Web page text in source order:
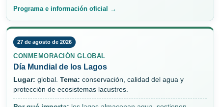
Programa e información oficial →
27 de agosto de 2026
CONMEMORACIÓN GLOBAL
Día Mundial de los Lagos
Lugar: global. Tema: conservación, calidad del agua y
protección de ecosistemas lacustres.